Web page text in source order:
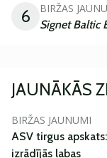
6 BIRŽAS
Signet Baltic
JAUNĀKĀS
BIRŽAS JAUNUMI
ASV tirgus
izrādījās labas